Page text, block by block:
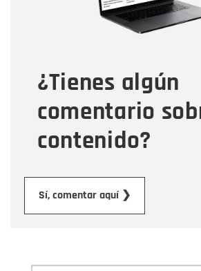
¿Tienes algún
comentario
contenido?
Sí, comentar aquí ❯
Tipo de comentario
Mensaje